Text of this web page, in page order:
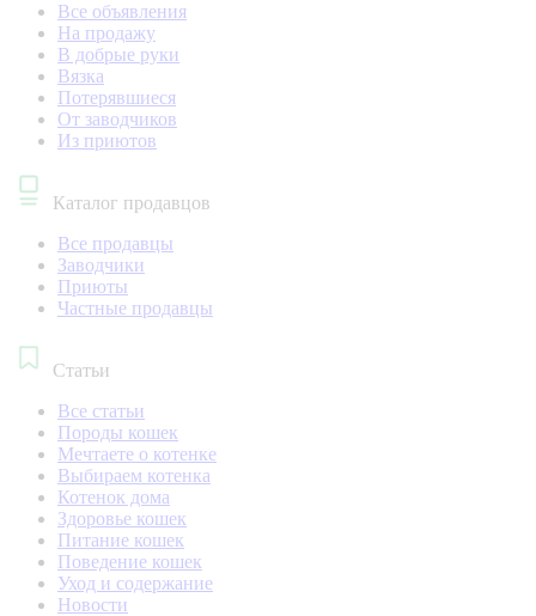
Все объявления
На продажу
В добрые руки
Вязка
Потерявшиеся
От заводчиков
Из приютов
Каталог продавцов
Все продавцы
Заводчики
Приюты
Частные продавцы
Статьи
Все статьи
Породы кошек
Мечтаете о котенке
Выбираем котенка
Котенок дома
Здоровье кошек
Питание кошек
Поведение кошек
Уход и содержание
Новости